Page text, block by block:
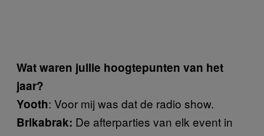
Wat waren jullie hoogtepunten van het
jaar?
Yooth: Voor mij was dat de radio show.
Brikabrak: De afterparties van elk event in